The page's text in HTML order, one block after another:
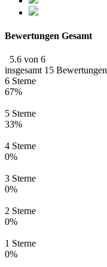
Bewertungen Gesamt
5.6 von 6
insgesamt 15 Bewertungen
6 Sterne
67%
5 Sterne
33%
4 Sterne
0%
3 Sterne
0%
2 Sterne
0%
1 Sterne
0%